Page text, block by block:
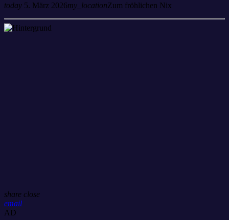
today 5. März 2026my_locationZum fröhlichen Nix
share close
email
AD